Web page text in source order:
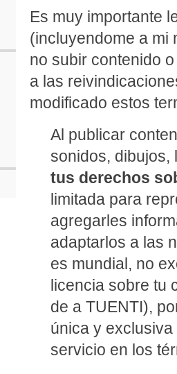
Es muy importante
(incluyendome a mi
no subir contenido
a las
modificado estos
Al publicar
sonidos,
tus derechos
limitada para
agregarles
adaptarlos a las
es mundial, no
licencia sobre tu
de a TUENTI),
única y
servicio en los